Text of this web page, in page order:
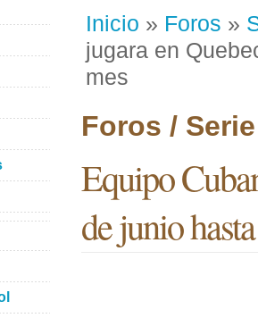
Inicio » Foros »
jugara en
mes
Foros /
Equipo
de junio